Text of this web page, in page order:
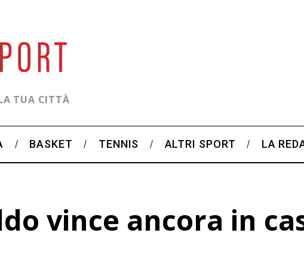
TUA CITTÀ
BASKET TENNIS ALTRI SPORT LA
vince ancora in